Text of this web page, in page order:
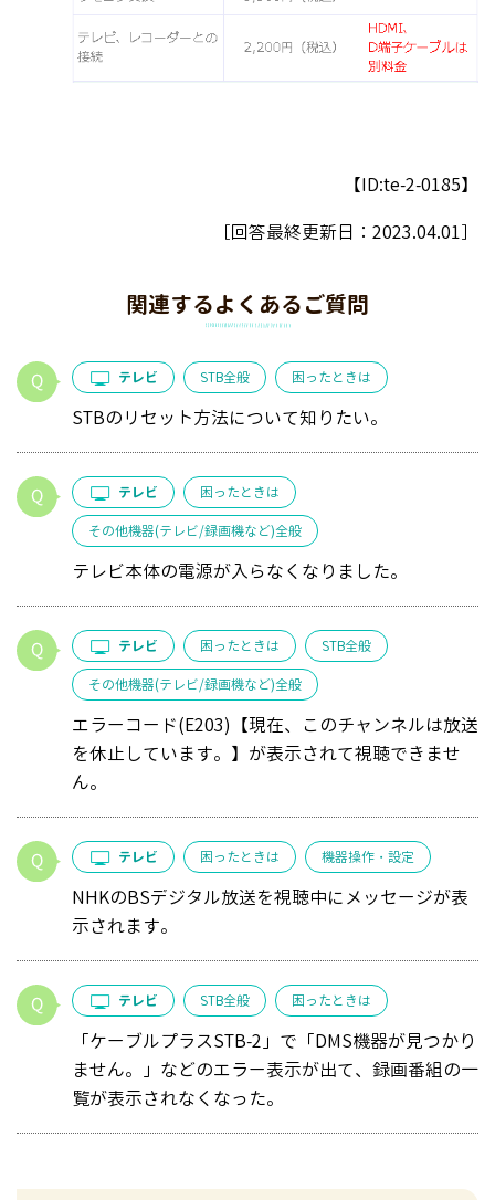
【ID:te-2-0185】
［回答最終更新日： 2023.04.01］
関連するよくあるご質問
テレビ STB全般 困ったときは
STBのリセット方法について知りたい。
テレビ 困ったときは
その他機器(テレビ/録画機など)全般
テレビ本体の電源が入らなくなりました。
テレビ 困ったときは STB全般
その他機器(テレビ/録画機など)全般
エラーコード(E203)【現在、このチャンネルは放送
を休止しています。】が表示されて視聴できませ
ん。
テレビ 困ったときは 機器操作・設定
NHKのBSデジタル放送を視聴中にメッセージが表
示されます。
テレビ STB全般 困ったときは
「ケーブルプラスSTB-2」で「DMS機器が見つかり
ません。」などのエラー表示が出て、録画番組の一
覧が表示されなくなった。